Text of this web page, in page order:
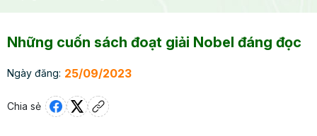
Những cuốn sách đoạt giải Nobel đáng đọc
Ngày đăng: 25/09/2023
Chia sẻ